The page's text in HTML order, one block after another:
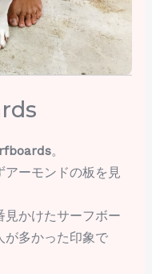
。
アーモンドの板を見
かけたサーフボー
が多かった印象で